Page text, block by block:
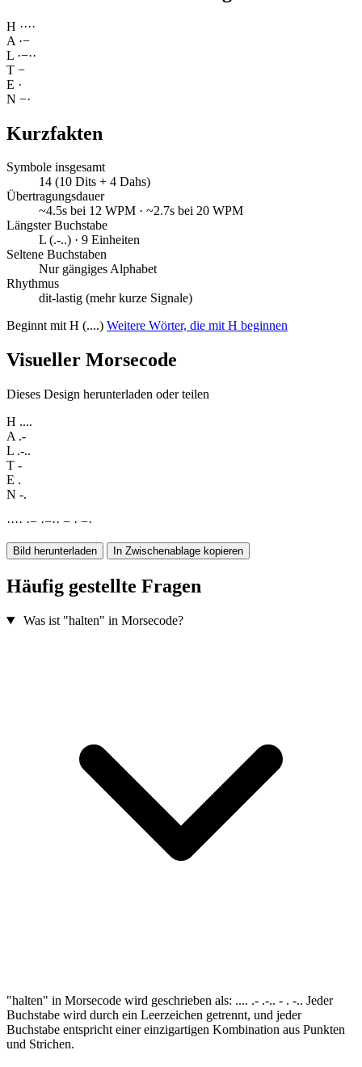
H ····
A ·−
L ·−··
T −
E ·
N −·
Kurzfakten
Symbole insgesamt
14 (10 Dits + 4 Dahs)
Übertragungsdauer
~4.5s bei 12 WPM · ~2.7s bei 20 WPM
Längster Buchstabe
L (.-..) · 9 Einheiten
Seltene Buchstaben
Nur gängiges Alphabet
Rhythmus
dit-lastig (mehr kurze Signale)
Beginnt mit H (....) Weitere Wörter, die mit H beginnen
Visueller Morsecode
Dieses Design herunterladen oder teilen
H ....
A .-
L .-..
T -
E .
N -.
···· ·− ·−·· − · −·
Bild herunterladen In Zwischenablage kopieren
Häufig gestellte Fragen
Was ist "halten" in Morsecode?
"halten" in Morsecode wird geschrieben als: .... .- .-.. - . -.. Jeder
Buchstabe wird durch ein Leerzeichen getrennt, und jeder
Buchstabe entspricht einer einzigartigen Kombination aus Punkten
und Strichen.